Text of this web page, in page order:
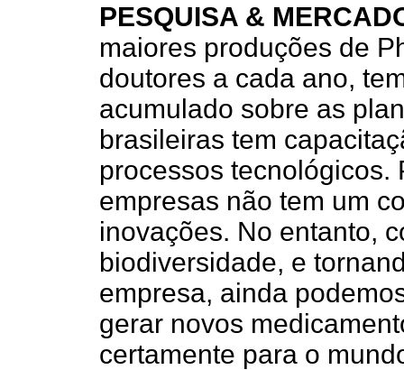
PESQUISA &
maiores produções de
doutores a cada ano,
acumulado sobre as
brasileiras tem
processos tecnológicos.
empresas não tem um
inovações. No entanto,
biodiversidade, e
empresa, ainda
gerar novos
certamente para o